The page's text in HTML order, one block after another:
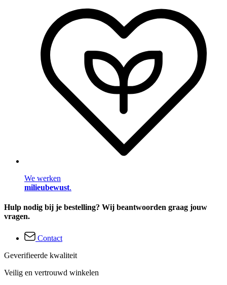
We werken
milieubewust.
Hulp nodig bij je bestelling? Wij beantwoorden graag jouw
vragen.
Contact
Geverifieerde kwaliteit
Veilig en vertrouwd winkelen